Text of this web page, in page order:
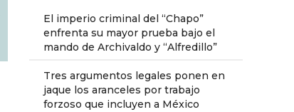
El imperio criminal del “Chapo”
enfrenta su mayor prueba bajo el
mando de Archivaldo y “Alfredillo”
Tres argumentos legales ponen en
jaque los aranceles por trabajo
forzoso que incluyen a México